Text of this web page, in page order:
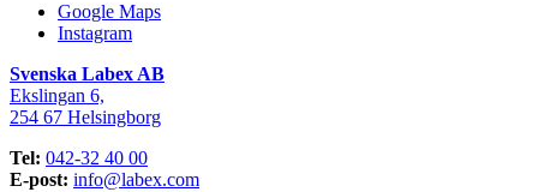
Google Maps
Instagram
Svenska Labex AB
Ekslingan 6,
254 67 Helsingborg
Tel: 042-32 40 00
E-post: info@labex.com